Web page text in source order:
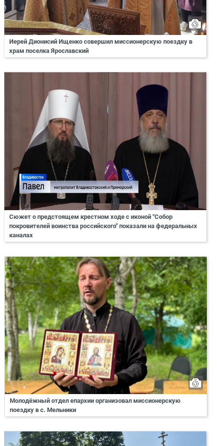
Иерей Дионисий Ищенко совершил миссионерскую поездку в
храм поселка Ярославский
Сюжет о предстоящем крестном ходе с иконой "Собор
покровителей воинства российского" показали на федеральных
каналах
Молодёжный отдел епархии организовал миссионерскую
поездку в с. Мельники